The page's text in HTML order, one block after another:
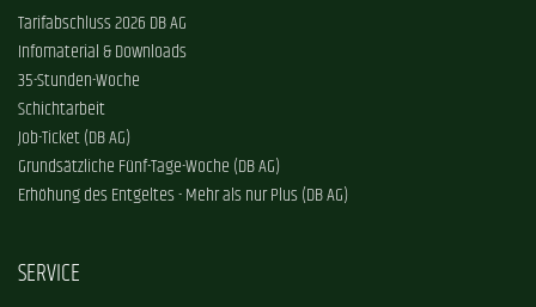
Tarifabschluss 2026 DB AG
Infomaterial & Downloads
35-Stunden-Woche
Schichtarbeit
Job-Ticket (DB AG)
Grundsätzliche Fünf-Tage-Woche (DB AG)
Erhöhung des Entgeltes - Mehr als nur Plus (DB AG)
SERVICE